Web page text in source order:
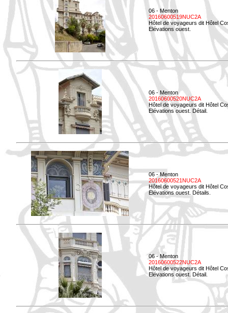
06 - Menton
20160600519NUC2A
Hôtel de voyageurs dit Hôtel
Elévations ouest.
06 - Menton
20160600520NUC2A
Hôtel de voyageurs dit Hôtel
Elévations ouest. Détail.
06 - Menton
20160600521NUC2A
Hôtel de voyageurs dit Hôtel
Elévations ouest. Détails.
06 - Menton
20160600522NUC2A
Hôtel de voyageurs dit Hôtel
Elévations ouest. Détail.